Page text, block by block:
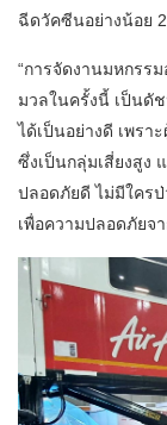
ฉีดวัคซีนอย่างน้อย
“การจัดงานมหกรร
มวลในครั้งนี้ เป็นดั
ได้เป็นอย่างดี เพรา
ซึ่งเป็นกลุ่มเสี่ยงสูง
ปลอดภัยดี ไม่มีใครป่
เพื่อความปลอดภัยจ